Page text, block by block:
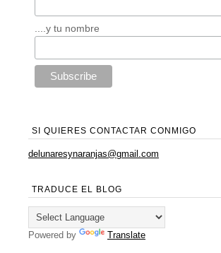
....y tu nombre
SI QUIERES CONTACTAR CONMIGO
delunaresynaranjas@gmail.com
TRADUCE EL BLOG
Powered by Translate